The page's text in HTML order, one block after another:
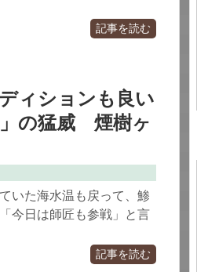
記事を読む
ィションも良い
の猛威 煙樹ヶ
いた海水温も戻って、鯵
今日は師匠も参戦」と言
記事を読む